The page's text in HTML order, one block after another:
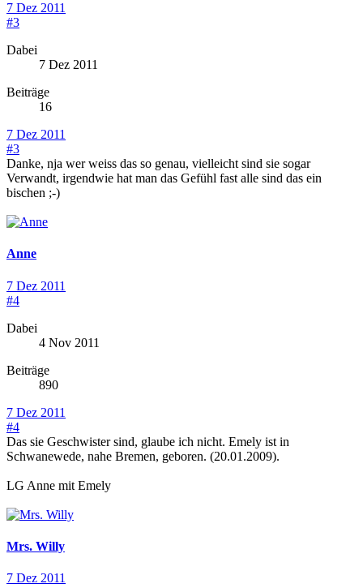
7 Dez 2011
#3
Dabei
7 Dez 2011
Beiträge
16
7 Dez 2011
#3
Danke, nja wer weiss das so genau, vielleicht sind sie sogar
Verwandt, irgendwie hat man das Gefühl fast alle sind das ein
bischen ;-)
Anne
7 Dez 2011
#4
Dabei
4 Nov 2011
Beiträge
890
7 Dez 2011
#4
Das sie Geschwister sind, glaube ich nicht. Emely ist in
Schwanewede, nahe Bremen, geboren. (20.01.2009).
LG Anne mit Emely
Mrs. Willy
7 Dez 2011